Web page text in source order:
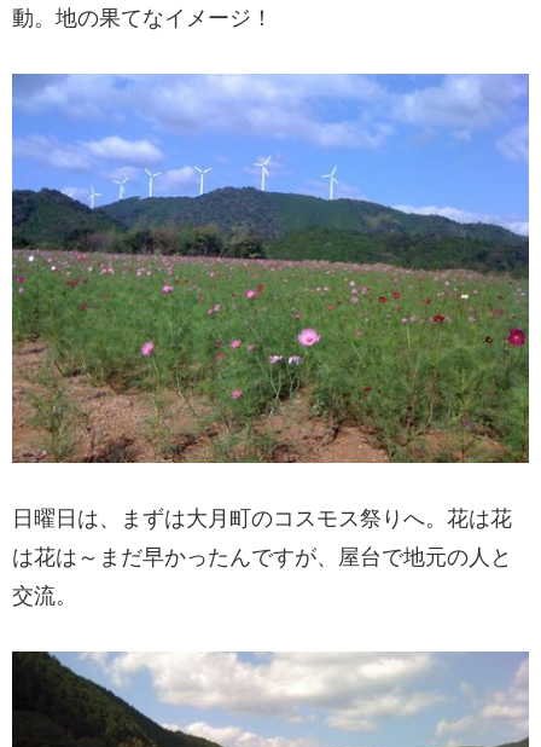
動。地の果てなイメージ！
日曜日は、まずは大月町のコスモス祭りへ。花は花
は花は～まだ早かったんですが、屋台で地元の人と
交流。